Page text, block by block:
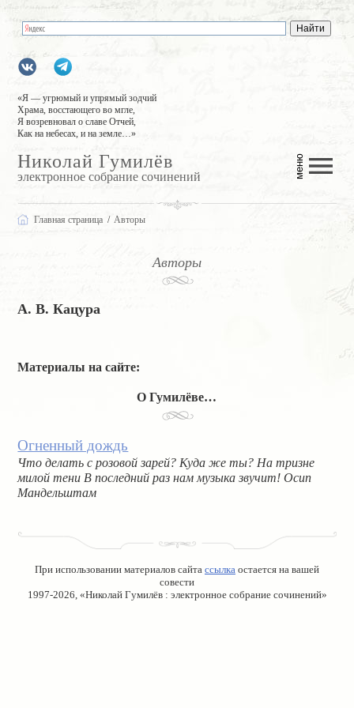
gumilevru
«Я — угрюмый и упрямый зодчий
Храма, восстающего во мгле,
Я возревновал о славе Отчей,
Как на небесах, и на земле…»
Николай Гумилёв
электронное собрание сочинений
Главная страница Авторы
Авторы
А. В. Кацура
Материалы на сайте:
О Гумилёве…
Огненный дождь
Что делать с розовой зарей? Куда же ты? На тризне
милой тени В последний раз нам музыка звучит! Осип
Мандельштам
При использовании материалов сайта ссылка остается на вашей
совести
1997-2026, «Николай Гумилёв : электронное собрание сочинений»